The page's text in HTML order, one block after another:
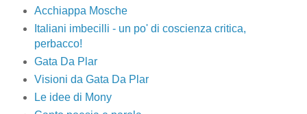
Acchiappa Mosche
Italiani imbecilli - un po' di coscienza critica,
perbacco!
Gata Da Plar
Visioni da Gata Da Plar
Le idee di Mony